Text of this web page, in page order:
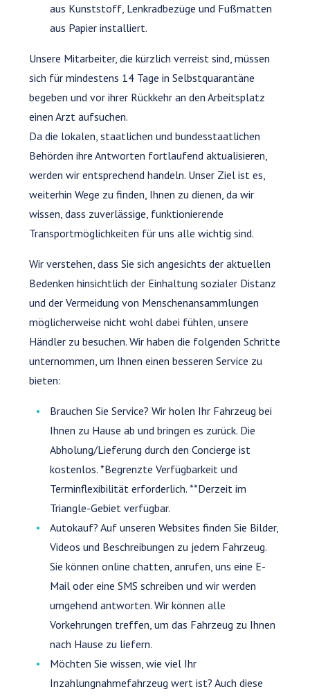
aus Kunststoff, Lenkradbezüge und Fußmatten
aus Papier installiert.
Unsere Mitarbeiter, die kürzlich verreist sind, müssen
sich für mindestens 14 Tage in Selbstquarantäne
begeben und vor ihrer Rückkehr an den Arbeitsplatz
einen Arzt aufsuchen.
Da die lokalen, staatlichen und bundesstaatlichen
Behörden ihre Antworten fortlaufend aktualisieren,
werden wir entsprechend handeln. Unser Ziel ist es,
weiterhin Wege zu finden, Ihnen zu dienen, da wir
wissen, dass zuverlässige, funktionierende
Transportmöglichkeiten für uns alle wichtig sind.
Wir verstehen, dass Sie sich angesichts der aktuellen
Bedenken hinsichtlich der Einhaltung sozialer Distanz
und der Vermeidung von Menschenansammlungen
möglicherweise nicht wohl dabei fühlen, unsere
Händler zu besuchen. Wir haben die folgenden Schritte
unternommen, um Ihnen einen besseren Service zu
bieten:
Brauchen Sie Service? Wir holen Ihr Fahrzeug bei
Ihnen zu Hause ab und bringen es zurück. Die
Abholung/Lieferung durch den Concierge ist
kostenlos. *Begrenzte Verfügbarkeit und
Terminflexibilität erforderlich. **Derzeit im
Triangle-Gebiet verfügbar.
Autokauf? Auf unseren Websites finden Sie Bilder,
Videos und Beschreibungen zu jedem Fahrzeug.
Sie können online chatten, anrufen, uns eine E-
Mail oder eine SMS schreiben und wir werden
umgehend antworten. Wir können alle
Vorkehrungen treffen, um das Fahrzeug zu Ihnen
nach Hause zu liefern.
Möchten Sie wissen, wie viel Ihr
Inzahlungnahmefahrzeug wert ist? Auch diese